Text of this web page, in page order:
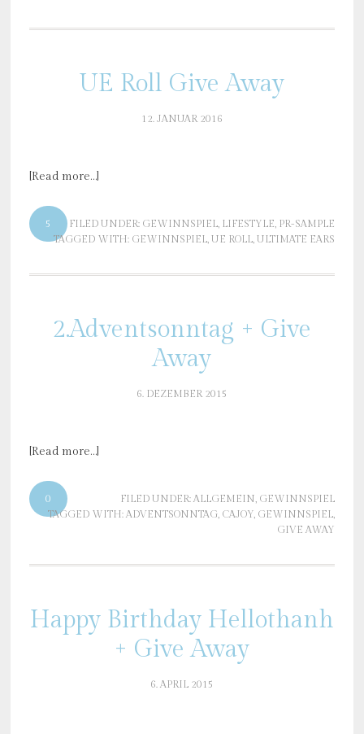
UE Roll Give Away
12. JANUAR 2016
[Read more…]
5 FILED UNDER: GEWINNSPIEL, LIFESTYLE, PR-SAMPLE
TAGGED WITH: GEWINNSPIEL,UE ROLL,ULTIMATE EARS
2.Adventsonntag + Give
Away
6. DEZEMBER 2015
[Read more…]
0 FILED UNDER:ALLGEMEIN, GEWINNSPIEL
TAGGED WITH:ADVENTSONNTAG, CAJOY, GEWINNSPIEL,
GIVE AWAY
Happy Birthday Hellothanh
+ Give Away
6. APRIL 2015